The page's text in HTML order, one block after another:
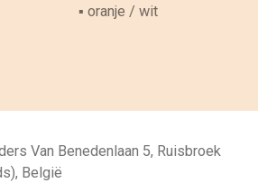
▪︎ oranje / wit
Van Benedenlaan 5, Ruisbroek
België